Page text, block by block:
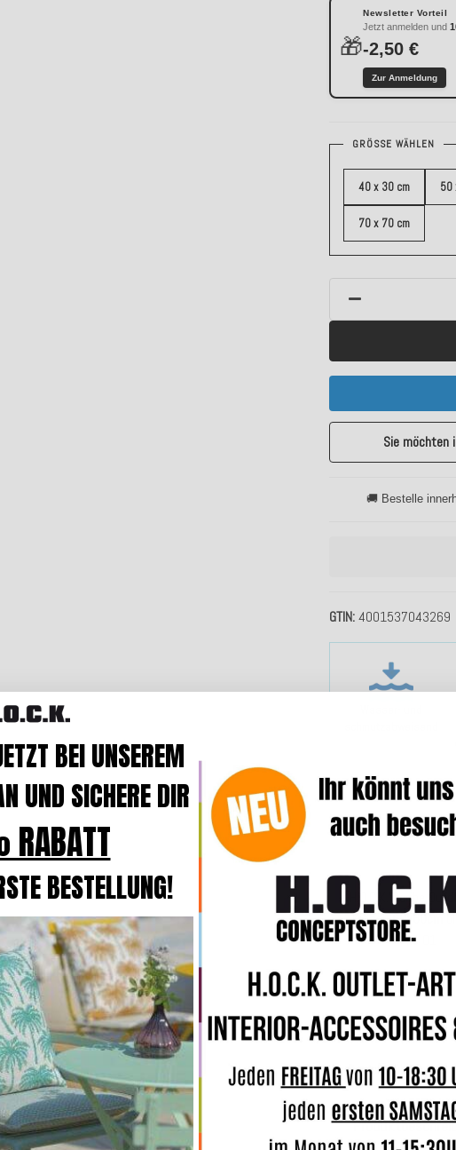
GTIN 4001537043269
🎁
Newsletter Vorteil
Jetzt anmelden und
-2,50 €
Zur Anmeldung
GRÖSSE WÄHLEN
40 x 30 cm 50
70 x 70 cm
Sie möchten
🚚 Bestelle
H.O.C.K. Caribe
Kissen60x60cm
marino 01
Beschreibung
BEI UNSEREM
UND SICHERE DIR
BESTELLUNG!